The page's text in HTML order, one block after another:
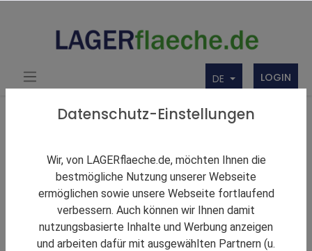
DE LOGIN
Datenschutz-Einstellungen
Wir, von LAGERflaeche.de, möchten Ihnen die
bestmögliche Nutzung unserer Webseite
ermöglichen sowie unsere Webseite fortlaufend
verbessern. Auch können wir Ihnen damit
nutzungsbasierte Inhalte und Werbung anzeigen
und arbeiten dafür mit ausgewählten Partnern (u.